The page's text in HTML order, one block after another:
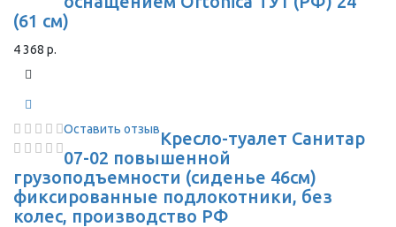
(61 см)
4 368 р.
Оставить отзывКресло-туалет Санитар
07-02 повышенной
грузоподъемности (сиденье 46см)
фиксированные подлокотники, без
колес, производство РФ